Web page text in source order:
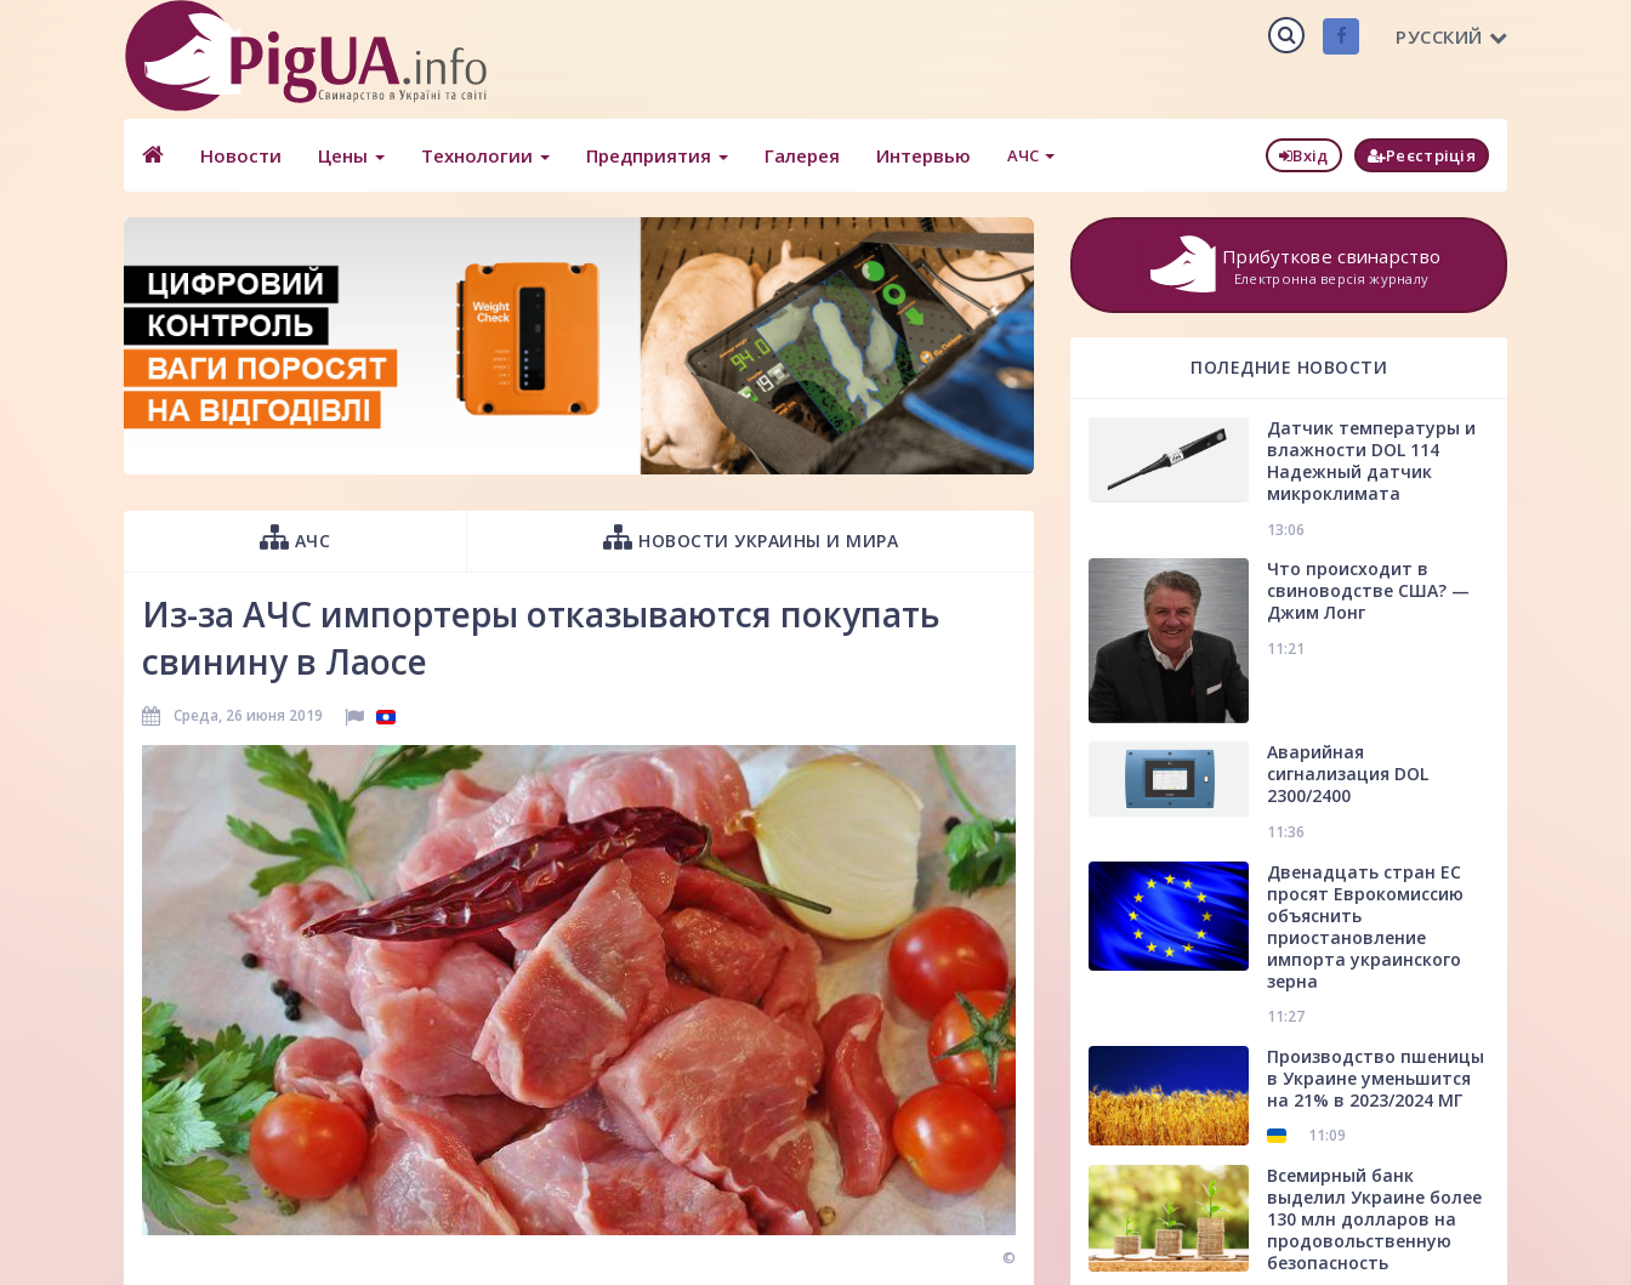
РУССКИЙ
Новости Цены Технологии Предприятия Галерея Интервью АЧС Вхід Реєстріція
АЧС НОВОСТИ УКРАИНЫ И МИРА
Из-за АЧС импортеры отказываются покупать
свинину в Лаосе
Среда, 26 июня 2019
©
Прибуткове свинарство
Електронна версія журналу
ПОЛЕДНИЕ НОВОСТИ
Датчик температуры и
влажности DOL 114
Надежный датчик
микроклимата
13:06
Что происходит в
свиноводстве США? —
Джим Лонг
11:21
Аварийная
сигнализация DOL
2300/2400
11:36
Двенадцать стран ЕС
просят Еврокомиссию
объяснить
приостановление
импорта украинского
зерна
11:27
Производство пшеницы
в Украине уменьшится
на 21% в 2023/2024 МГ
11:09
Всемирный банк
выделил Украине более
130 млн долларов на
продовольственную
безопасность